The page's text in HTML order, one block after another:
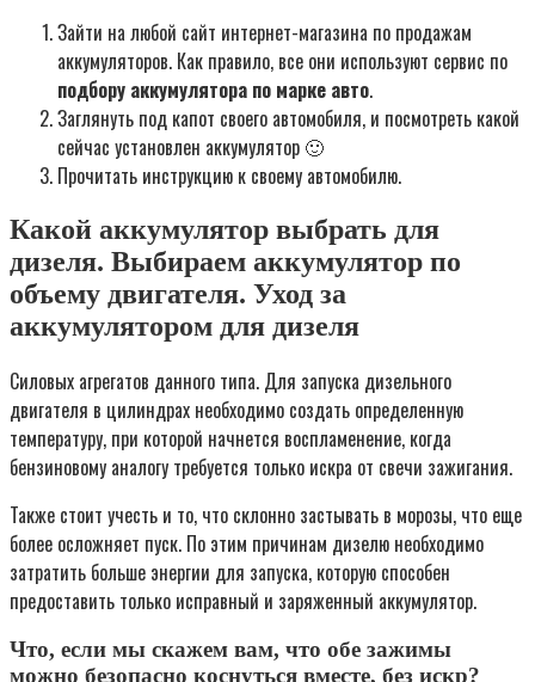
Зайти на любой сайт интернет-магазина по продажам
аккумуляторов. Как правило, все они используют сервис по
подбору аккумулятора по марке авто.
Заглянуть под капот своего автомобиля, и посмотреть какой
сейчас установлен аккумулятор 🙂
Прочитать инструкцию к своему автомобилю.
Какой аккумулятор выбрать для
дизеля. Выбираем аккумулятор по
объему двигателя. Уход за
аккумулятором для дизеля
Силовых агрегатов данного типа. Для запуска дизельного
двигателя в цилиндрах необходимо создать определенную
температуру, при которой начнется воспламенение, когда
бензиновому аналогу требуется только искра от свечи зажигания.
Также стоит учесть и то, что склонно застывать в морозы, что еще
более осложняет пуск. По этим причинам дизелю необходимо
затратить больше энергии для запуска, которую способен
предоставить только исправный и заряженный аккумулятор.
Что, если мы скажем вам, что обе зажимы
можно безопасно коснуться вместе, без искр?